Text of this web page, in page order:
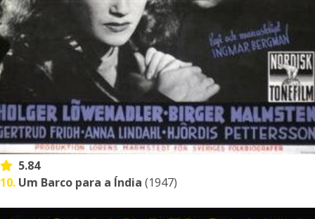
5.84
10. Um Barco para a Índia (1947)